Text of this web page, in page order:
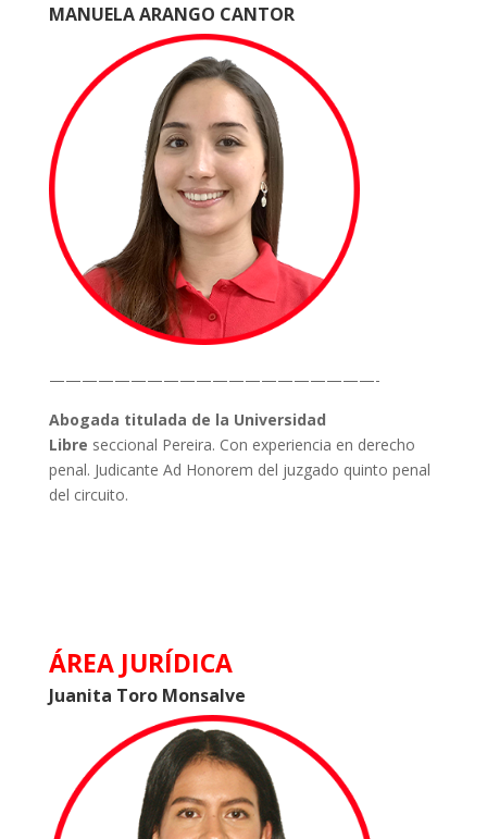
MANUELA ARANGO CANTOR
————————————————————-
Abogada titulada de la Universidad
Libre seccional Pereira. Con experiencia en derecho
penal. Judicante Ad Honorem del juzgado quinto penal
del circuito.
ÁREA JURÍDICA
Juanita Toro Monsalve